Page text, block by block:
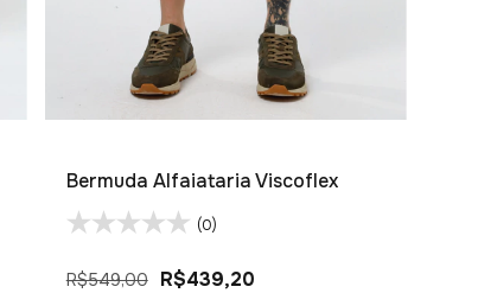
Bermuda Alfaiataria Viscoflex
(0)
R$549,00 R$439,20